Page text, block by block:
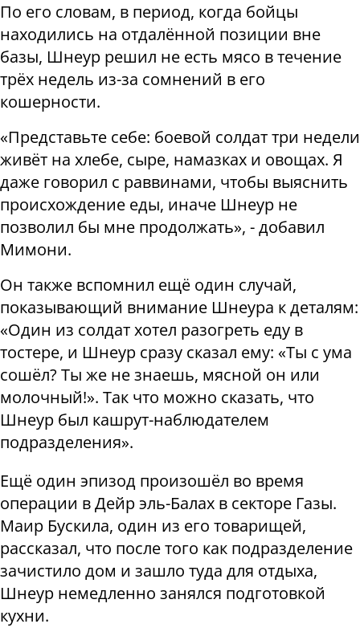
По его словам, в период, когда бойцы
находились на отдалённой позиции вне
базы, Шнеур решил не есть мясо в течение
трёх недель из-за сомнений в его
кошерности.
«Представьте себе: боевой солдат три недели
живёт на хлебе, сыре, намазках и овощах. Я
даже говорил с раввинами, чтобы выяснить
происхождение еды, иначе Шнеур не
позволил бы мне продолжать», - добавил
Мимони.
Он также вспомнил ещё один случай,
показывающий внимание Шнеура к деталям:
«Один из солдат хотел разогреть еду в
тостере, и Шнеур сразу сказал ему: «Ты с ума
сошёл? Ты же не знаешь, мясной он или
молочный!». Так что можно сказать, что
Шнеур был кашрут-наблюдателем
подразделения».
Ещё один эпизод произошёл во время
операции в Дейр эль-Балах в секторе Газы.
Маир Бускила, один из его товарищей,
рассказал, что после того как подразделение
зачистило дом и зашло туда для отдыха,
Шнеур немедленно занялся подготовкой
кухни.